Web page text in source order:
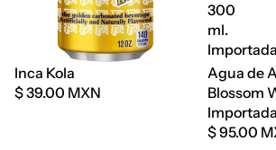
Agotado
Inca Kola
$ 39.00 MXN
300
ml.
Importada
Agua de
Blossom
Importada
$ 95.00